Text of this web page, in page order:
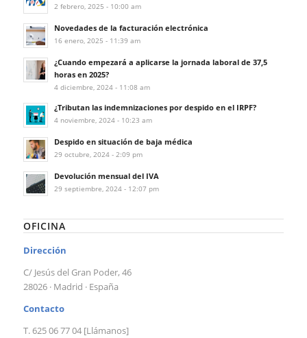
2 febrero, 2025 - 10:00 am
Novedades de la facturación electrónica
16 enero, 2025 - 11:39 am
¿Cuando empezará a aplicarse la jornada laboral de 37,5
horas en 2025?
4 diciembre, 2024 - 11:08 am
¿Tributan las indemnizaciones por despido en el IRPF?
4 noviembre, 2024 - 10:23 am
Despido en situación de baja médica
29 octubre, 2024 - 2:09 pm
Devolución mensual del IVA
29 septiembre, 2024 - 12:07 pm
OFICINA
Dirección
C/ Jesús del Gran Poder, 46
28026 · Madrid · España
Contacto
T. 625 06 77 04 [Llámanos]